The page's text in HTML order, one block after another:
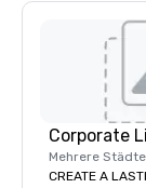
Mehrere Städte
CREATE A